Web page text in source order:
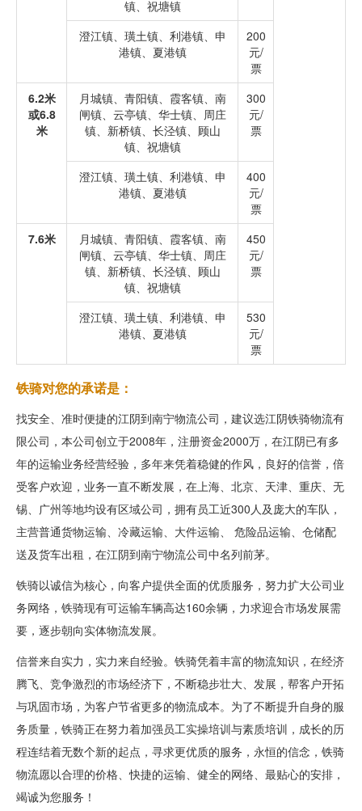
镇、祝塘镇
澄江镇、璜土镇、利港镇、申
港镇、夏港镇
200
元/
票
6.2米
或6.8
米
月城镇、青阳镇、霞客镇、南
闸镇、云亭镇、华士镇、周庄
镇、新桥镇、长泾镇、顾山
镇、祝塘镇
300
元/
票
澄江镇、璜土镇、利港镇、申
港镇、夏港镇
400
元/
票
7.6米
月城镇、青阳镇、霞客镇、南
闸镇、云亭镇、华士镇、周庄
镇、新桥镇、长泾镇、顾山
镇、祝塘镇
450
元/
票
澄江镇、璜土镇、利港镇、申
港镇、夏港镇
530
元/
票
铁骑对您的承诺是：
找安全、准时便捷的江阴到南宁物流公司，建议选江阴铁骑物流有
限公司，本公司创立于2008年，注册资金2000万，在江阴已有多
年的运输业务经营经验，多年来凭着稳健的作风，良好的信誉，倍
受客户欢迎，业务一直不断发展，在上海、北京、天津、重庆、无
锡、广州等地均设有区域公司，拥有员工近300人及庞大的车队，
主营普通货物运输、冷藏运输、大件运输、 危险品运输、仓储配
送及货车出租，在江阴到南宁物流公司中名列前茅。
铁骑以诚信为核心，向客户提供全面的优质服务，努力扩大公司业
务网络，铁骑现有可运输车辆高达160余辆，力求迎合市场发展需
要，逐步朝向实体物流发展。
信誉来自实力，实力来自经验。铁骑凭着丰富的物流知识，在经济
腾飞、竞争激烈的市场经济下，不断稳步壮大、发展，帮客户开拓
与巩固市场，为客户节省更多的物流成本。为了不断提升自身的服
务质量，铁骑正在努力着加强员工实操培训与素质培训，成长的历
程连结着无数个新的起点，寻求更优质的服务，永恒的信念，铁骑
物流愿以合理的价格、快捷的运输、健全的网络、最贴心的安排，
竭诚为您服务！